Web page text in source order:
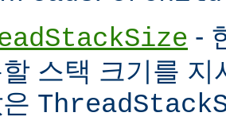
-
스택 크기를 지